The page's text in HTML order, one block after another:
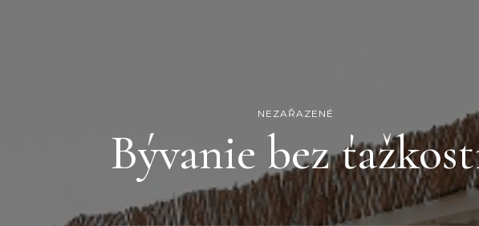
NEZAŘAZENÉ
Bývanie bez